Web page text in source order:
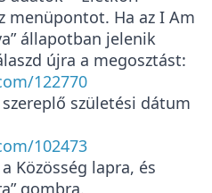
menüpontot. Ha az I Am
állapotban jelenik
újra a megosztást:
122770
születési dátum
102473
Közösség lapra, és
gombra.